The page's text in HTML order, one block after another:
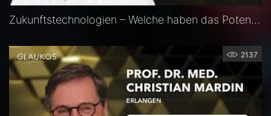
Zukunftstechnologien – Welche haben das Potenzial zum „Game Changer“? — Prof. Alireza Mirshahi
2137